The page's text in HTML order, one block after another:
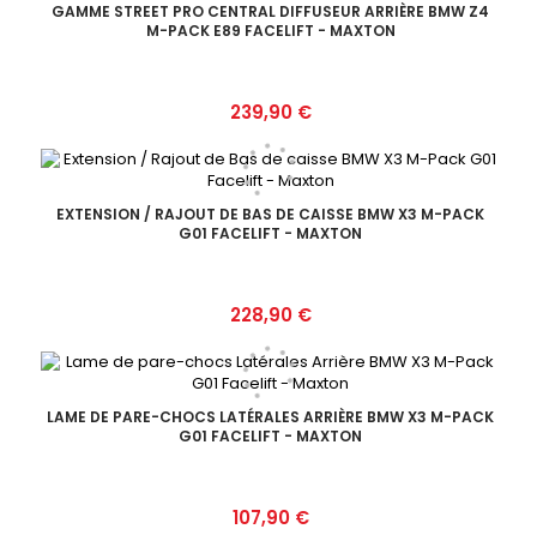
GAMME STREET PRO CENTRAL DIFFUSEUR ARRIÈRE BMW Z4
M-PACK E89 FACELIFT - MAXTON
Prix
239,90 €
EXTENSION / RAJOUT DE BAS DE CAISSE BMW X3 M-PACK
G01 FACELIFT - MAXTON
Prix
228,90 €
LAME DE PARE-CHOCS LATÉRALES ARRIÈRE BMW X3 M-PACK
G01 FACELIFT - MAXTON
Prix
107,90 €